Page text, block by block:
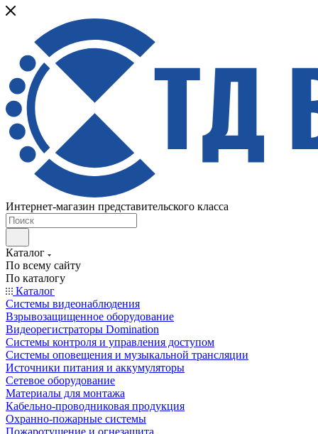
Интернет-магазин представительского класса
Каталог
По всему сайту
По каталогу
Каталог
Системы видеонаблюдения
Взрывозащищенное оборудование
Видеорегистраторы Domination
Системы контроля и управления доступом
Системы оповещения и музыкальной трансляции
Источники питания и аккумуляторы
Сетевое оборудование
Материалы для монтажа
Кабельно-проводниковая продукция
Охранно-пожарные системы
Пожаротушение и огнезащита